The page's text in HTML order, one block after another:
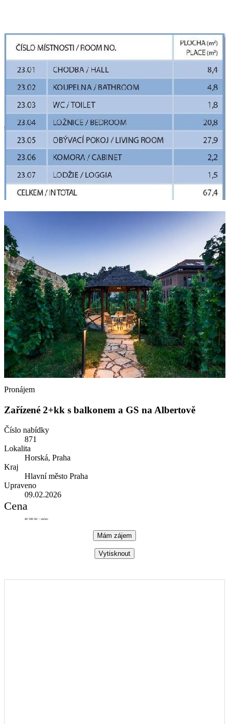
Pronájem
Zařízené 2+kk s balkonem a GS na Albertově
Číslo nabídky
871
Lokalita
Horská, Praha
Kraj
Hlavní město Praha
Upraveno
09.02.2026
Cena
40 500 Kč / měsíc
Mám zájem
Vytisknout